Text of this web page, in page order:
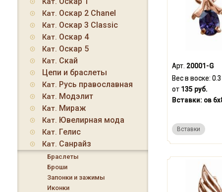
Арт. 20001-G
Вес в воске:
от 135 руб.
Вставки: ов
Вставки
Кат. Оскар 2 Chanel
Кат. Оскар 3 Classic
Кат. Оскар 4
Кат. Оскар 5
Кат. Скай
Цепи и браслеты
Кат. Русь православная
Кат. Модэлит
Кат. Мираж
Кат. Ювелирная мода
Кат. Гелис
Кат. Санрайз
Браслеты
Броши
Запонки и зажимы
Иконки